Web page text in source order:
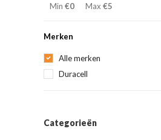
Min €0 Max €5
Merken
Alle merken
Duracell
Categorieën